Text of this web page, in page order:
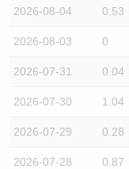
2026-08-04 0.53
2026-08-03 0
2026-07-31 0.04
2026-07-30 1.04
2026-07-29 0.28
2026-07-28 0.87